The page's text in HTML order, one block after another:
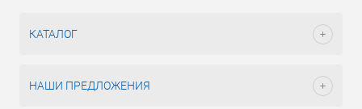
КАТАЛОГ
НАШИ ПРЕДЛОЖЕНИЯ